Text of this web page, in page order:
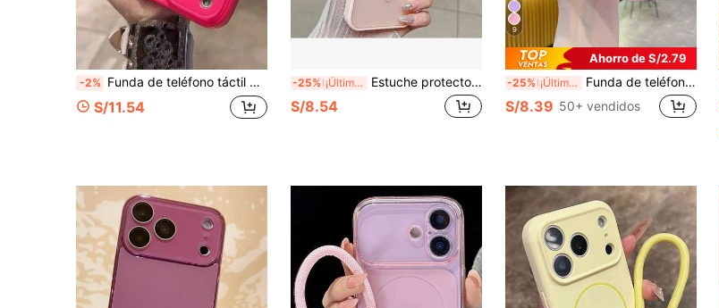
-2% Funda de teléfono táctil de lujo minimalista de TPU rosa magnético 1 pieza, con acabado esmerilado transparente, adecuada para iPhone 17 Air 16 15 14 13 12 11 Pro Max Plus, funda trasera suave, regalo de primavera aniversario
S/11.54
-25% ¡Últimos 2 días Estuche protector de unicolor rosa de lujo, con lente integrada, a prueba de golpes, mate y semitransparente, compatible con iPhone 17 Pro Max/17 Air/16/16e/15/14 Plus/12/13/11 Pro Max, compatible con carga inalámbrica, regalo de primavera y Pascua
S/8.54
9
Ahorro de S/2.79
-25% ¡Últimos 2 días Funda de teléfono magnética anti-caída rosa bonita | Soporte de marco transparente | Carcasa de protección completa compatible con Apple 17/16/15/14/13 Air/17 Pro Max, compatible con carga inalámbrica, textura mate, protección completa de la lente, adecuada para hombres/mujeres/adolescentes en escenarios de uso diario, conducción, negocios, escuela, oficina, verano, viajes al aire libre, 1 pieza, funda protectora premium minimalista antideslizante y anti-huellas
S/8.39 50+ vendidos